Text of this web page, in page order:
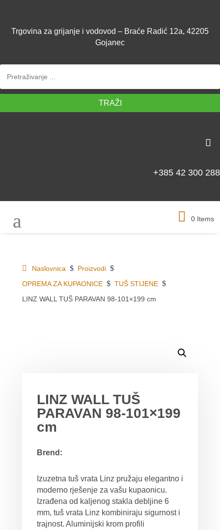
Trgovina za grijanje i vodovod – Braće Radić 12a, 42205
Gojanec
TRAŽI
+385 42 300 288
0 Items
Naslovnica $ Proizvodi $
OPREMA ZA KUPAONICE $ TUŠ STIJENE $
LINZ WALL TUŠ PARAVAN 98-101×199 cm
MOGLO BI VAS ZANIMATI
LINZ WALL TUŠ
PARAVAN 98-101×199
cm
Brend:
Izuzetna tuš vrata Linz pružaju elegantno i
moderno rješenje za vašu kupaonicu.
Izrađena od kaljenog stakla debljine 6
mm, tuš vrata Linz kombiniraju sigurnost i
trajnost. Aluminijski krom profili